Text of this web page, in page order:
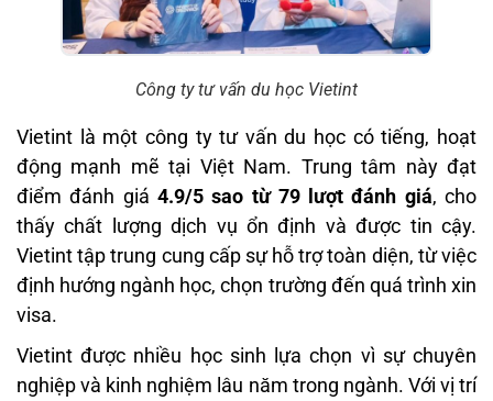
Công ty tư vấn du học Vietint
Vietint là một công ty tư vấn du học có tiếng, hoạt
động mạnh mẽ tại Việt Nam. Trung tâm này đạt
điểm đánh giá 4.9/5 sao từ 79 lượt đánh giá, cho
thấy chất lượng dịch vụ ổn định và được tin cậy.
Vietint tập trung cung cấp sự hỗ trợ toàn diện, từ việc
định hướng ngành học, chọn trường đến quá trình xin
visa.
Vietint được nhiều học sinh lựa chọn vì sự chuyên
nghiệp và kinh nghiệm lâu năm trong ngành. Với vị trí